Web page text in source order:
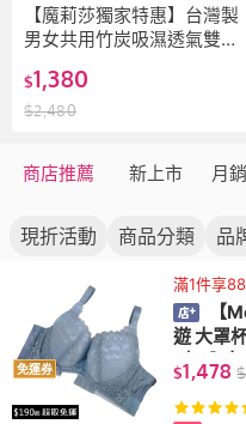
【魔莉莎獨家特惠】台灣製
男女共用竹炭吸濕透氣雙層
組(K001)
$1,380
$2,480
商店推薦 新上市 月
現折活動 商品分類 品
免運券
滿1件享
【
遊 大罩
F杯 內
$1,478 $